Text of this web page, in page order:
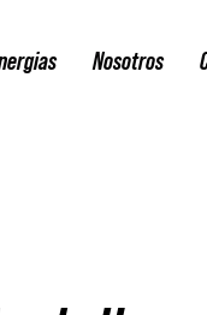
Nosotros